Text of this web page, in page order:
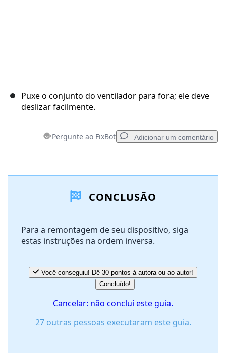
Puxe o conjunto do ventilador para fora; ele deve
deslizar facilmente.
Pergunte ao FixBot Adicionar um comentário
Cancelar Postar comentário
CONCLUSÃO
Para a remontagem de seu dispositivo, siga
estas instruções na ordem inversa.
Você conseguiu! Dê 30 pontos à autora ou ao autor!
Concluído!
Cancelar: não concluí este guia.
27 outras pessoas executaram este guia.